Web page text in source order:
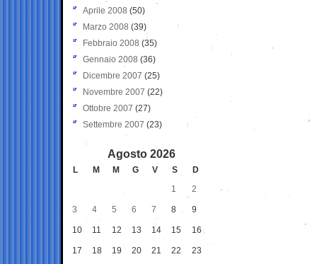
Aprile 2008 (50)
Marzo 2008 (39)
Febbraio 2008 (35)
Gennaio 2008 (36)
Dicembre 2007 (25)
Novembre 2007 (22)
Ottobre 2007 (27)
Settembre 2007 (23)
Agosto 2026
L M M G V S
D
1
2
3 4 5 6 7 8 9
10 11 12 13 14 15 16
17 18 19 20 21 22 23